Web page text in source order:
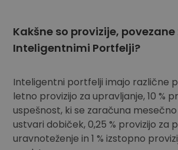
Kakšne so provizije, povezane
Inteligentnimi Portfelji?
Inteligentni portfelji imajo različne
letno provizijo za upravljanje, 10 %
uspešnost, ki se zaračuna
ustvari dobiček, 0,25 % provizijo za
uravnoteženje in 1 % izstopno